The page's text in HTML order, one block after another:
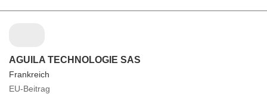
AGUILA TECHNOLOGIE SAS
Frankreich
EU-Beitrag